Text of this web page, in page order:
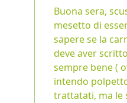
Buona sera,
mesetto di
sapere se la
deve aver
sempre bene (
intendo
trattatati, ma le